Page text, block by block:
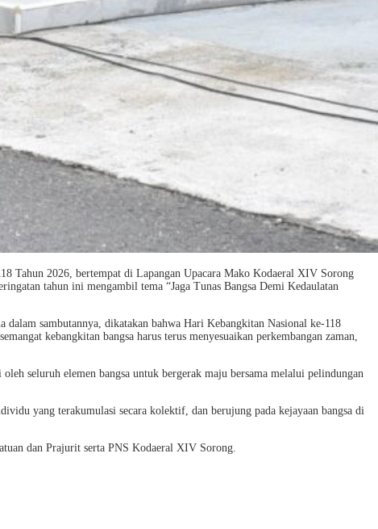
Tahun 2026, bertempat di Lapangan Upacara Mako Kodaeral XIV Sorong
tahun ini mengambil tema “Jaga Tunas Bangsa Demi Kedaulatan
sambutannya, dikatakan bahwa Hari Kebangkitan Nasional ke-118
kebangkitan bangsa harus terus menyesuaikan perkembangan zaman,
seluruh elemen bangsa untuk bergerak maju bersama melalui pelindungan
yang terakumulasi secara kolektif, dan berujung pada kejayaan bangsa di
dan Prajurit serta PNS Kodaeral XIV Sorong.